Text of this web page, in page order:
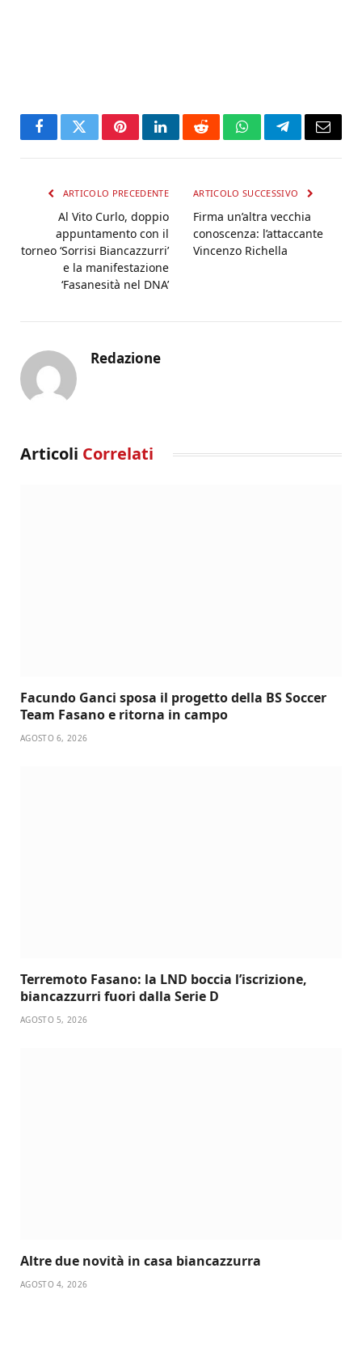
FacebookTwitterPinterestLinkedInRedditWhatsAppTelegramEmail
ARTICOLO PRECEDENTE
Al Vito Curlo, doppio
appuntamento con il
torneo ‘Sorrisi Biancazzurri’
e la manifestazione
‘Fasanesità nel DNA’
ARTICOLO SUCCESSIVO
Firma un’altra vecchia
conoscenza: l’attaccante
Vincenzo Richella
Redazione
Articoli Correlati
Facundo Ganci sposa il progetto della BS Soccer
Team Fasano e ritorna in campo
AGOSTO 6, 2026
Terremoto Fasano: la LND boccia l’iscrizione,
biancazzurri fuori dalla Serie D
AGOSTO 5, 2026
Altre due novità in casa biancazzurra
AGOSTO 4, 2026